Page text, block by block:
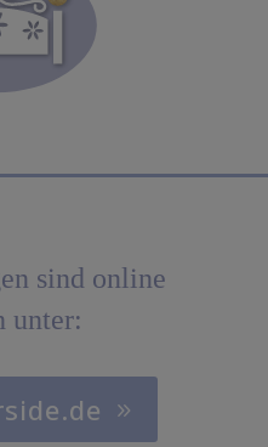
sind online
unter: